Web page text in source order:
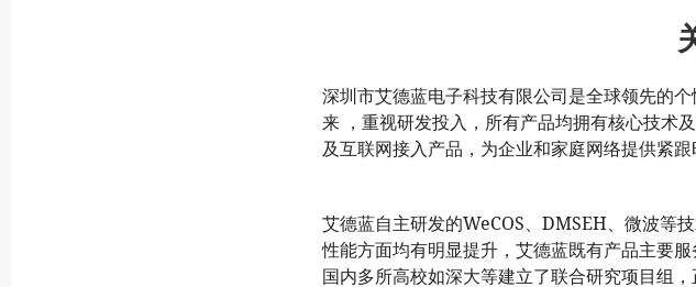
深圳市艾德蓝电子科技有限公司是全球领先的
来 ，重视研发投入，所有产品均拥有核心技术
及互联网接入产品，为企业和家庭网络提供紧
艾德蓝自主研发的WeCOS、 DMSEH、微波等
性能方面均有明显提升，艾德蓝既有产品主要服
国内多所高校如深大等建立了联合研究项目组，